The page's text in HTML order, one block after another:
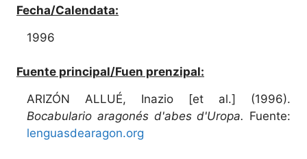
Fecha/Calendata:
1996
Fuente principal/Fuen prenzipal:
ARIZÓN ALLUÉ, Inazio [et al.] (1996).
Bocabulario aragonés d'abes d'Uropa. Fuente:
lenguasdearagon.org